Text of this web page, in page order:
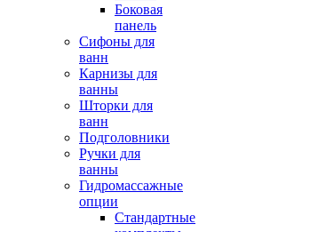
Боковая
панель
Сифоны для
ванн
Карнизы для
ванны
Шторки для
ванн
Подголовники
Ручки для
ванны
Гидромассажные
опции
Стандартные